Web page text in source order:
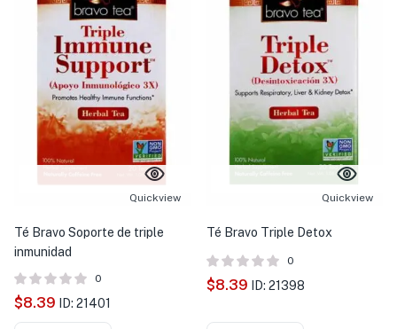
Quickview
Té Bravo Soporte de triple
inmunidad
0
$8.39 ID: 21401
Quickview
Té Bravo Triple Detox
0
$8.39 ID: 21398